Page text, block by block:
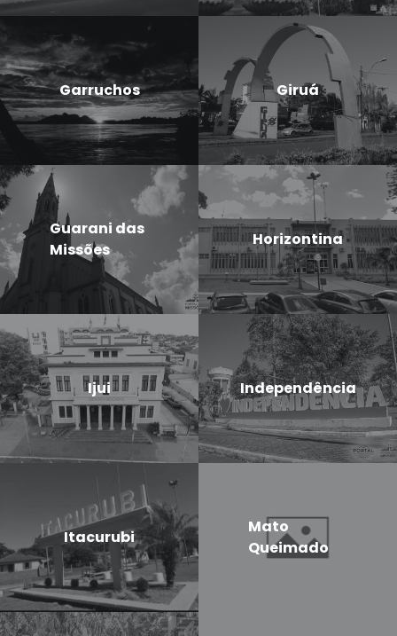
Garruchos Giruá
Guarani das
Missões
Horizontina
Ijui Independência
Itacurubi
Mato
Queimado